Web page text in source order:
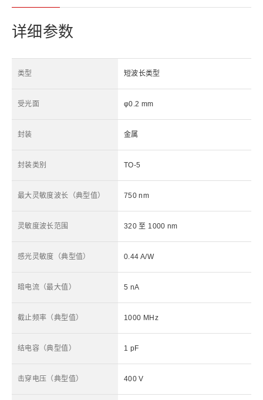
详细参数
类型 短波长类型
受光面 φ0.2 mm
封装 金属
封装类别 TO-5
最大灵敏度波长（典型值） 750 nm
灵敏度波长范围 320 至 1000 nm
感光灵敏度（典型值） 0.44 A/W
暗电流（最大值） 5 nA
截止频率（典型值） 1000 MHz
结电容（典型值） 1 pF
击穿电压（典型值） 400 V